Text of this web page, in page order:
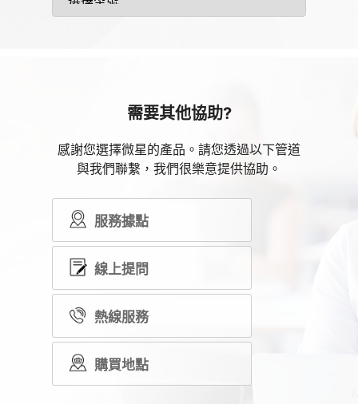
需要其他協助?
感謝您選擇微星的產品。請您透過以下管道
與我們聯繫，我們很樂意提供協助。
服務據點
線上提問
熱線服務
購買地點